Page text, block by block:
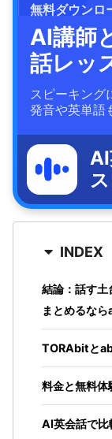
無料ダウンロ
AI講師
話レッ
スピーキング
発音や英単語
INDEX
結論：話す
まとめるな
TORAbitと
料金と無料体
AI英会話で比